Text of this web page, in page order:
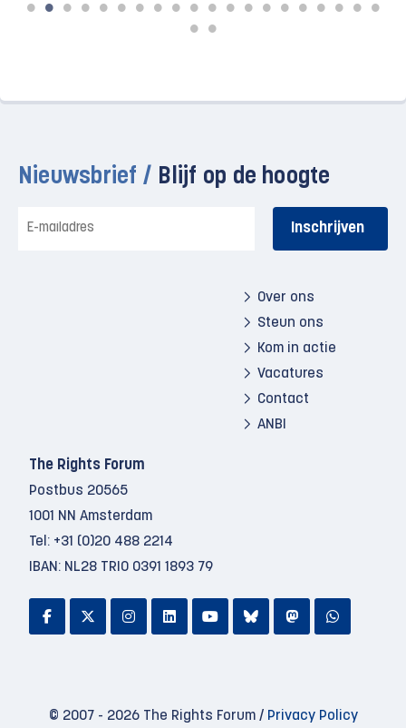
Nieuwsbrief / Blijf op de hoogte
mailadres
Over ons
Steun ons
Kom in actie
Vacatures
Contact
ANBI
The Rights Forum
Postbus 20565
1001 NN Amsterdam
Tel: +31 (0)20 488 2214
IBAN: NL28 TRIO 0391 1893 79
© 2007 - 2026 The Rights Forum / Privacy Policy